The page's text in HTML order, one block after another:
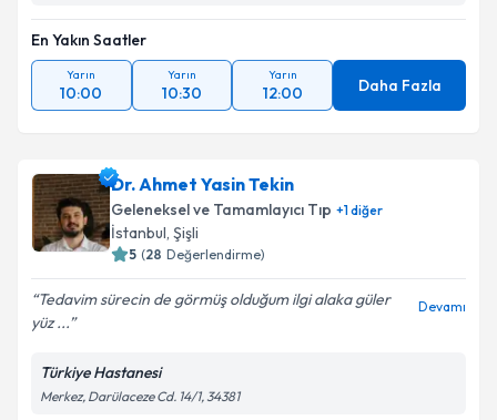
En Yakın Saatler
Yarın
10:00
Yarın
10:30
Yarın
12:00 Daha Fazla
Dr. Ahmet Yasin Tekin
Geleneksel ve Tamamlayıcı Tıp +1diğer
İstanbul, Şişli
5 (28 Değerlendirme)
Tedavim sürecin de görmüş olduğum ilgi alaka güler
yüz ...
Devamı
Türkiye Hastanesi
Merkez, Darülaceze Cd. 14/1, 34381